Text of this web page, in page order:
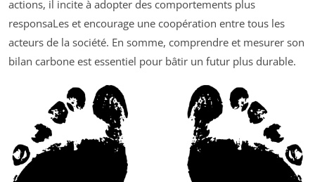
actions, il incite à adopter des comportements plus
responsaLes et encourage une coopération entre tous les
acteurs de la société. En somme, comprendre et mesurer son
bilan carbone est essentiel pour bâtir un futur plus durable.